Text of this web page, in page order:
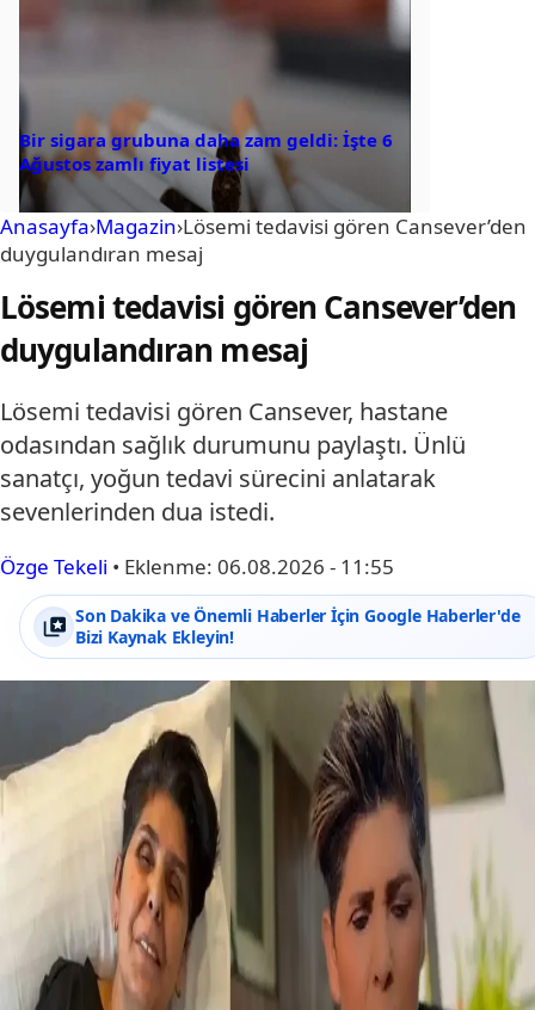
Bir sigara grubuna daha zam geldi: İşte 6
Ağustos zamlı fiyat listesi
Anasayfa›Magazin›Lösemi tedavisi gören Cansever’den
duygulandıran mesaj
Lösemi tedavisi gören Cansever’den
duygulandıran mesaj
Lösemi tedavisi gören Cansever, hastane
odasından sağlık durumunu paylaştı. Ünlü
sanatçı, yoğun tedavi sürecini anlatarak
sevenlerinden dua istedi.
Özge Tekeli • Eklenme: 06.08.2026 - 11:55
Son Dakika ve Önemli Haberler İçin Google Haberler'de
Bizi Kaynak Ekleyin!